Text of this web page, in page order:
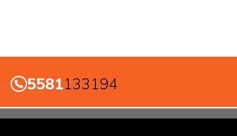
5581133194